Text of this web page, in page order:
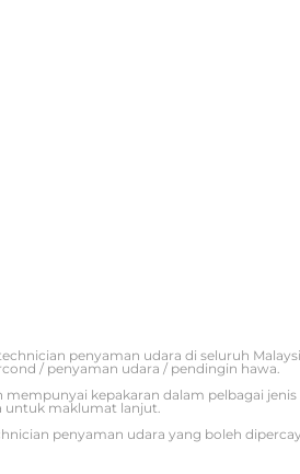
penyaman udara di seluruh
/ penyaman udara / pendingin hawa.
kepakaran dalam pelbagai
untuk maklumat lanjut.
penyaman udara yang boleh